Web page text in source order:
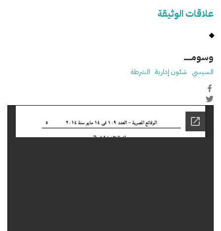
علاقات الوثيقة
وسومـــــ
السيسي شئون إدارية الشرطة